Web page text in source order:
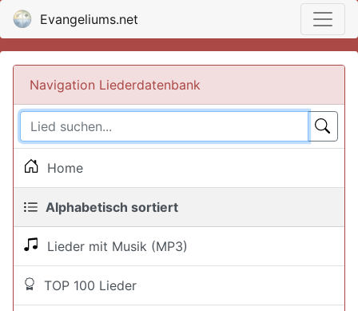
Evangeliums.net
Navigation Liederdatenbank
Home
Alphabetisch sortiert
Lieder mit Musik (MP3)
TOP 100 Lieder